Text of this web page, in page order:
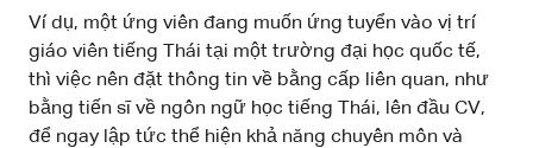
Ví dụ, một ứng viên đang muốn ứng tuyển vào vị trí
giáo viên tiếng Thái tại một trường đại học quốc tế,
thì việc nên đặt thông tin về bằng cấp liên quan, như
bằng tiến sĩ về ngôn ngữ học tiếng Thái, lên đầu CV,
để ngay lập tức thể hiện khả năng chuyên môn và